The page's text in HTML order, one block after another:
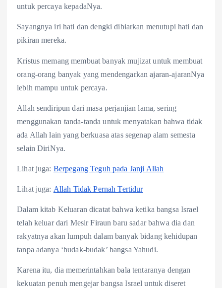
untuk percaya kepadaNya.
Sayangnya iri hati dan dengki dibiarkan menutupi hati dan
pikiran mereka.
Kristus memang membuat banyak mujizat untuk membuat
orang-orang banyak yang mendengarkan ajaran-ajaranNya
lebih mampu untuk percaya.
Allah sendiripun dari masa perjanjian lama, sering
menggunakan tanda-tanda untuk menyatakan bahwa tidak
ada Allah lain yang berkuasa atas segenap alam semesta
selain DiriNya.
Lihat juga: Berpegang Teguh pada Janji Allah
Lihat juga: Allah Tidak Pernah Tertidur
Dalam kitab Keluaran dicatat bahwa ketika bangsa Israel
telah keluar dari Mesir Firaun baru sadar bahwa dia dan
rakyatnya akan lumpuh dalam banyak bidang kehidupan
tanpa adanya ‘budak-budak’ bangsa Yahudi.
Karena itu, dia memerintahkan bala tentaranya dengan
kekuatan penuh mengejar bangsa Israel untuk diseret